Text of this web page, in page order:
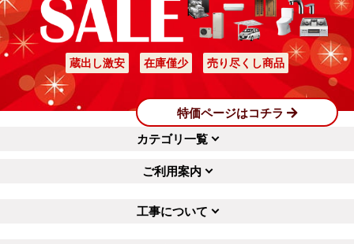
蔵出し激安 在庫僅少 売り尽くし商品
特価ページはコチラ
カテゴリ一覧
ご利用案内
工事について